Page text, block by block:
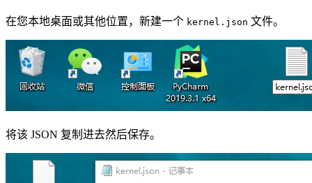
在您本地桌面或其他位置，新建一个 kernel.json 文件。
将该 JSON 复制进去然后保存。